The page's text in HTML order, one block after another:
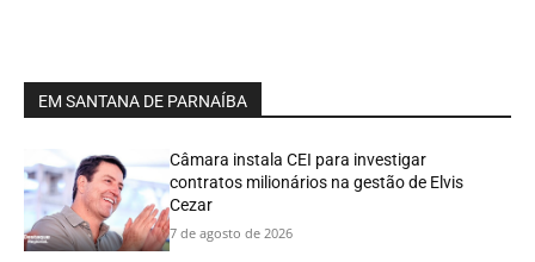
EM SANTANA DE PARNAÍBA
Câmara instala CEI para investigar
contratos milionários na gestão de Elvis
Cezar
7 de agosto de 2026